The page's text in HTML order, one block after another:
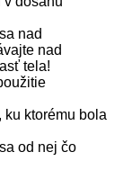
nad
nad
tela!
ku ktorému bola
od nej čo